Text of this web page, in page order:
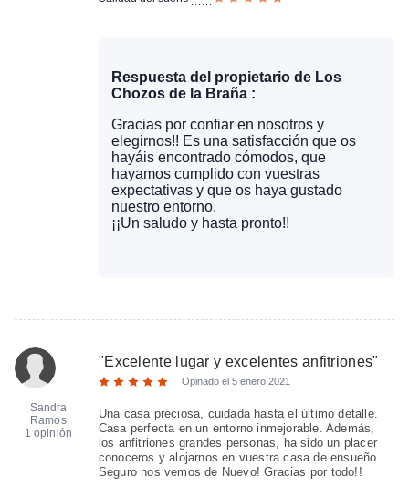
Respuesta del propietario de Los
Chozos de la Braña :
Gracias por confiar en nosotros y
elegirnos!! Es una satisfacción que os
hayáis encontrado cómodos, que
hayamos cumplido con vuestras
expectativas y que os haya gustado
nuestro entorno.
¡¡Un saludo y hasta pronto!!
Sandra
Ramos
1 opinión
"Excelente lugar y excelentes anfitriones"
Opinado el 5 enero 2021
Una casa preciosa, cuidada hasta el último detalle.
Casa perfecta en un entorno inmejorable. Además,
los anfitriones grandes personas, ha sido un placer
conoceros y alojarnos en vuestra casa de ensueño.
Seguro nos vemos de Nuevo! Gracias por todo!!